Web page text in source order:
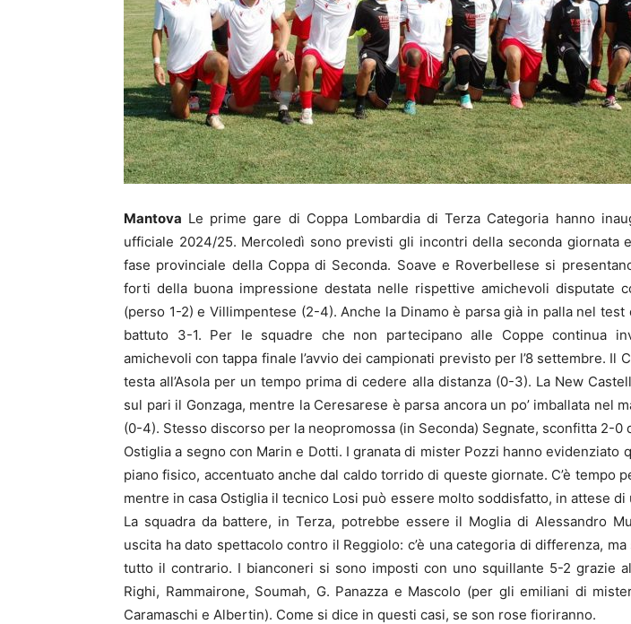
Mantova Le prime gare di Coppa Lombardia di Terza Categoria hanno
ufficiale 2024/25. Mercoledì sono previsti gli incontri della seconda giornata
fase provinciale della Coppa di Seconda. Soave e Roverbellese si
forti della buona impressione destata nelle rispettive amichevoli disputate
(perso 1-2) e Villimpentese (2-4). Anche la Dinamo è parsa già in palla nel test
battuto 3-1. Per le squadre che non partecipano alle Coppe continua
amichevoli con tappa finale l’avvio dei campionati previsto per l’8 settembre. Il
testa all’Asola per un tempo prima di cedere alla distanza (0-3). La New
sul pari il Gonzaga, mentre la Ceresarese è parsa ancora un po’ imballata nel
(0-4). Stesso discorso per la neopromossa (in Seconda) Segnate, sconfitta 2-0
Ostiglia a segno con Marin e Dotti. I granata di mister Pozzi hanno evidenziato
piano fisico, accentuato anche dal caldo torrido di queste giornate. C’è tempo
mentre in casa Ostiglia il tecnico Losi può essere molto soddisfatto, in attese
La squadra da battere, in Terza, potrebbe essere il Moglia di Alessandro
uscita ha dato spettacolo contro il Reggiolo: c’è una categoria di differenza,
tutto il contrario. I bianconeri si sono imposti con uno squillante 5-2 grazie
Righi, Rammairone, Soumah, G. Panazza e Mascolo (per gli emiliani di
Caramaschi e Albertin). Come si dice in questi casi, se son rose fioriranno.